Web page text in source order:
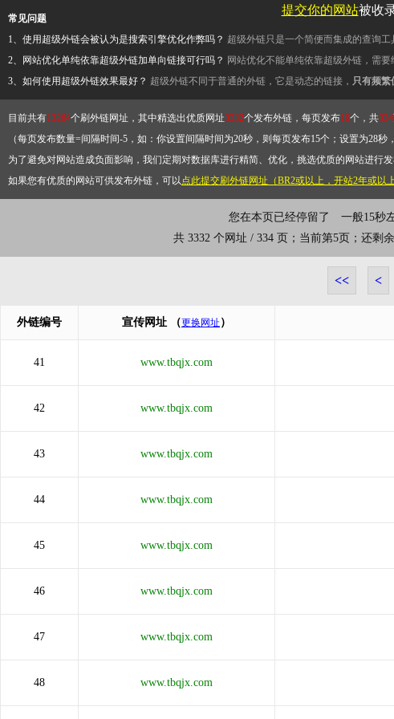
常见问题
1、使用超级外链会被认为是搜索引擎优化作弊吗？ 超级外链只是一个简便而集成的查询
2、网站优化单纯依靠超级外链加单向链接可行吗？ 网站优化不能单纯依靠超级外链，需
3、如何使用超级外链效果最好？ 超级外链不同于普通的外链，它是动态的链接， 只有频繁
目前共有13264个刷外链网址，其中精选出优质网址3332个发布外链，每页发布10个，共334
（每页发布数量=间隔时间-5，如：你设置间隔时间为20秒，则每页发布15个；设置为28
为了避免对网站造成负面影响，我们定期对数据库进行精简、优化，挑选优质的网站进
如果您有优质的网站可供发布外链，可以点此提交刷外链网址（BR2或以上，开站2年或以
您在本页已经停留了 一般15秒
共 3332 个网址 / 334 页；当前第5页；还剩余
<< <
外链编号 宣传网址 （更换网址 ）
41 www.tbqjx.com
42 www.tbqjx.com
43 www.tbqjx.com
44 www.tbqjx.com
45 www.tbqjx.com
46 www.tbqjx.com
47 www.tbqjx.com
48 www.tbqjx.com
提交你的网站被收